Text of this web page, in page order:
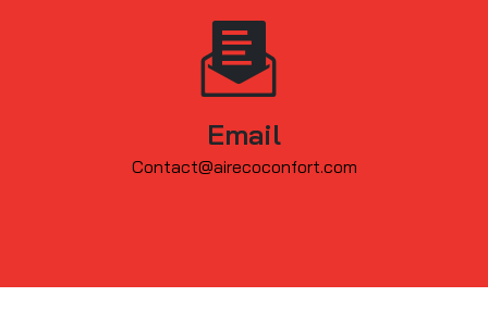
Email
contact@airecoconfort.com